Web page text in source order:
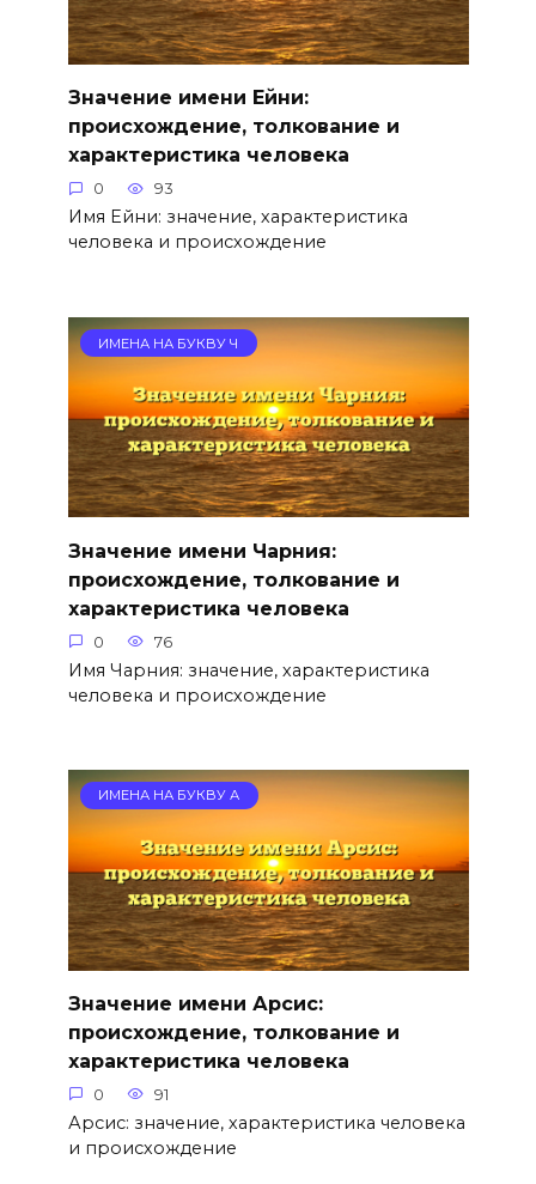
Значение имени Ейни:
происхождение, толкование и
характеристика человека
0 93
Имя Ейни: значение, характеристика
человека и происхождение
ИМЕНА НА БУКВУ Ч
Значение имени Чарния:
происхождение, толкование и
характеристика человека
0 76
Имя Чарния: значение, характеристика
человека и происхождение
ИМЕНА НА БУКВУ А
Значение имени Арсис:
происхождение, толкование и
характеристика человека
0 91
Арсис: значение, характеристика человека
и происхождение